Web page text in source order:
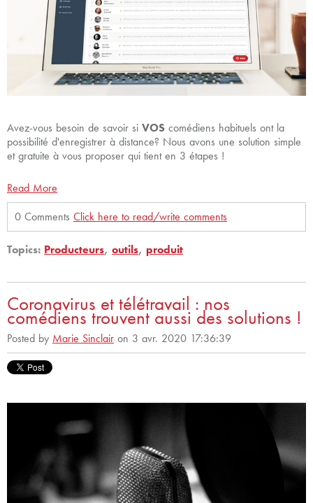
Avez-vous besoin de savoir si VOS comédiens habituels ont la
possibilité d'enregistrer à distance? Nous avons une solution simple
et gratuite à vous proposer qui tient en 3 étapes !
Read More
0 Comments Click here to read/write comments
Topics: Producteurs, outils, produit
Coronavirus et télétravail : nos
comédiens trouvent aussi des solutions !
Posted by Marie Sinclair on 3 avr. 2020 17:36:39